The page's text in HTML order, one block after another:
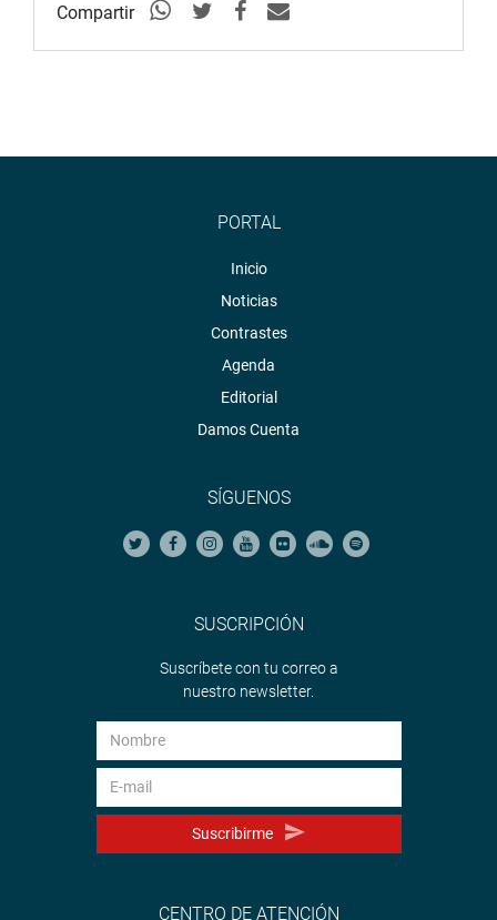
Compartir
PORTAL
Inicio
Noticias
Contrastes
Agenda
Editorial
Damos Cuenta
SÍGUENOS
SUSCRIPCIÓN
Suscríbete con tu correo a
nuestro newsletter.
Suscribirme
CENTRO DE ATENCIÓN